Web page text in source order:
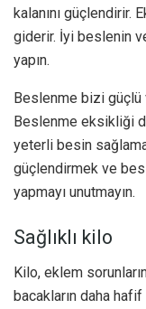
kalanını güçlendirir.
giderir. İyi beslenin
yapın.
Beslenme bizi güçlü
Beslenme eksikliği
yeterli besin
güçlendirmek ve
yapmayı unutmayın.
Sağlıklı kilo
Kilo, eklem
bacakların daha